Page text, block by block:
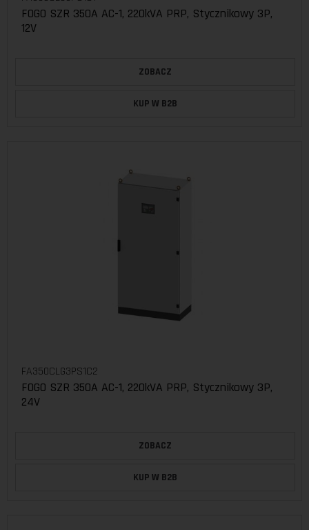
FOGO SZR 350A AC-1, 220kVA PRP, Stycznikowy 3P,
12V
ZOBACZ
KUP W B2B
FA350CLG3PS1C2
FOGO SZR 350A AC-1, 220kVA PRP, Stycznikowy 3P,
24V
ZOBACZ
KUP W B2B